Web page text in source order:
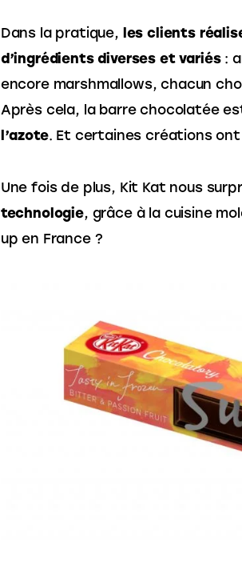
Dans la pratique, les clients
d’ingrédients diverses et variés :
encore marshmallows, chacun
Après cela, la barre chocolatée
l’azote. Et certaines créations
Une fois de plus, Kit Kat nous
technologie, grâce à la cuisine
up en France ?